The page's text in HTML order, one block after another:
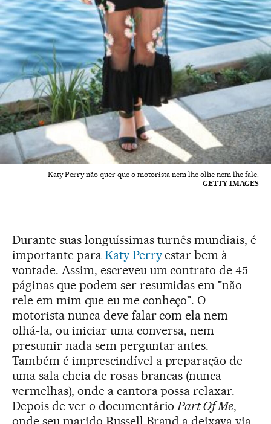
Katy Perry não quer que o motorista nem lhe olhe nem lhe fale.
GETTY IMAGES
Durante suas longuíssimas turnês mundiais, é
importante para Katy Perryestar bem à
vontade. Assim, escreveu um contrato de 45
páginas que podem ser resumidas em "não
rele em mim que eu me conheço". O
motorista nunca deve falar com ela nem
olhá-la, ou iniciar uma conversa, nem
presumir nada sem perguntar antes.
Também é imprescindível a preparação de
uma sala cheia de rosas brancas (nunca
vermelhas), onde a cantora possa relaxar.
Depois de ver o documentárioPart Of Me,
onde seu marido Russell Brand a deixava via